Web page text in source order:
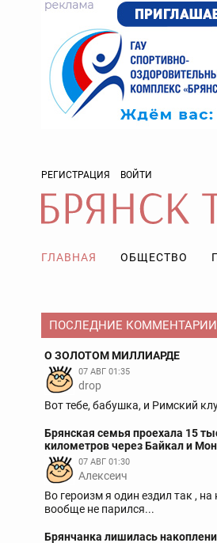
РЕГИСТРАЦИЯ ВОЙТИ
ГЛАВНАЯ ОБЩЕСТВО
ПОСЛЕДНИЕ КОММЕНТАРИИ
О ЗОЛОТОМ МИЛЛИАРДЕ
07 АВГ 01:35
drop
Вот тебе, бабушка, и Римский
Брянская семья проехала 15
километров через Байкал и
07 АВГ 01:30
Алексеич
Во героизм я один ездил так , на
вообще не парился...
Брянчанка лишилась